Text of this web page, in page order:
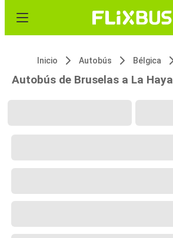
Inicio Autobús Bélgica
Autobús de Bruselas a La Haya